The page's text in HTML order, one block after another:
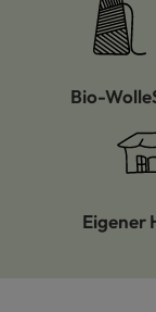
Bio-Wolle
Eigener